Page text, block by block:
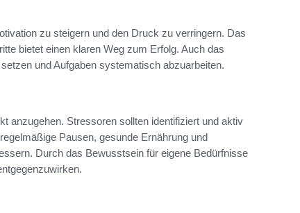
zu steigern und den Druck zu verringern. Das
bietet einen klaren Weg zum Erfolg. Auch das
und Aufgaben systematisch abzuarbeiten.
anzugehen. Stressoren sollten identifiziert und aktiv
Pausen, gesunde Ernährung und
Durch das Bewusstsein für eigene Bedürfnisse